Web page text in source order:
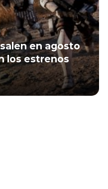
en agosto
los estrenos